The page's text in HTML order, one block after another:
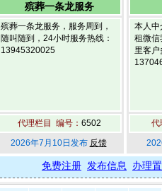
殡葬一条龙服务
殡葬一条龙服务，服务周到，
随叫随到，24小时服务热线：
13945320025
代理栏目 编号： 6502
2026年7月10日发布 反馈
本人中
租微信
里客
代
免费注册 发布信息 办理